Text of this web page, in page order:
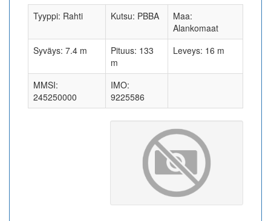
Tyyppi: Rahti Kutsu: PBBA
Maa:
Alankomaat
Syväys: 7.4 m
Pituus: 133
m
Leveys: 16 m
MMSI:
245250000
IMO:
9225586